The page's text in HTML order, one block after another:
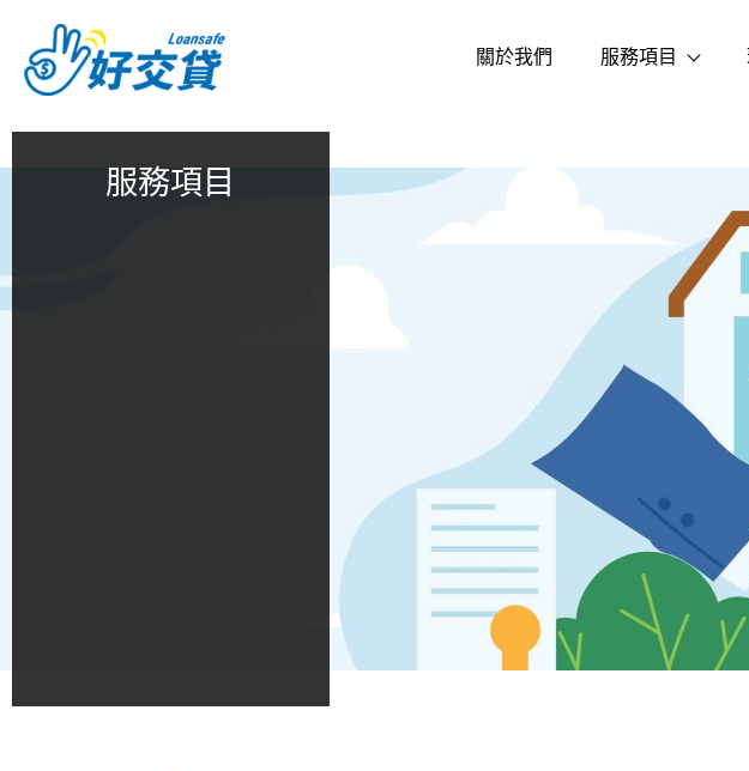
內
容
關於我們 服務項目
服務項目